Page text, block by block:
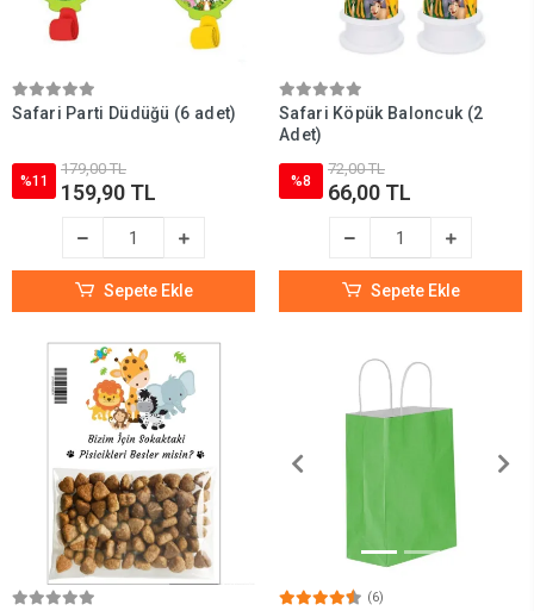
Safari Parti Düdüğü (6 adet)
%11
179,00 TL
159,90 TL
Sepete Ekle
Safari Köpük Baloncuk (2
Adet)
%8
72,00 TL
66,00 TL
Sepete Ekle
(6)